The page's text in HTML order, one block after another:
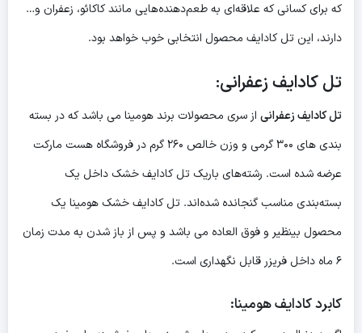
که برای کسانی که علاقه‌ای به طعم‌دهنده‌هایی مانند کاکائو، زعفران و…
دارند، این تل کادایف محصول انتخابی خوب خواهد بود.
تل کادایف زعفرانی:
تل کادایف زعفرانی از سری محصولات برند هومینا می باشد که در بسته
بندی های ۳۰۰ گرمی و وزن خالص ۲۶۰ گرم در فروشگاه هست مارکت
عرضه شده است. رشته‌های باریک تل کادایف خشک داخل یک
بسته‌بندی مناسب گنجانده شده‌اند. تل کادایف خشک هومینا یک
محصول بینظیر و فوق العاده می باشد و پس از باز شدن به مدت زمان
۶ ماه داخل فریزر قابل نگهداری است.
کابرد کادایف هومینا: